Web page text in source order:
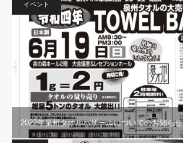
イベント
2022年泉州タオルバザールについてのお知らせ